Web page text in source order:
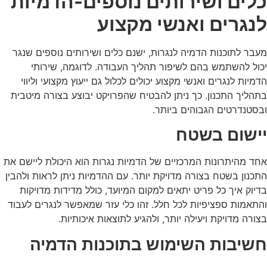
לנגרים ואנשי מקצוע
מעבר לתוכנות הדמיה לנגרות, ישנם כלים ושירותים נוספים שנגר
יכול להשתמש בהם לשיפור תהליך העבודה. לדוגמה, שירותי
הדמיות לנגרים ואנשי מקצוע יכולים לכלול גם ייעוץ מקצועי וליווי
בתהליך התכנון. כך ניתן להבטיח שהפרויקט יבוצע בצורה מיטבית
ובסטנדרטים הגבוהים ביותר.
יישום בשטח
אחד מהיתרונות המרכזיים של הדמיות נגרות הוא היכולת ליישם את
התכנון בשטח בצורה מדויקת יותר. עם ההדמיות ניתן לראות ולהבין
בדיוק איך כל פריט יתאים למקום המיועד, כולל מדידות מדויקות
והתאמות ספציפיות לכל חלל. זהו כלי עזר שמאפשר לנגרים לעבוד
בצורה מדויקת ויעילה יותר, ולהגיע לתוצאות איכותיות.
חשיבות השימוש בתוכנות הדמיה